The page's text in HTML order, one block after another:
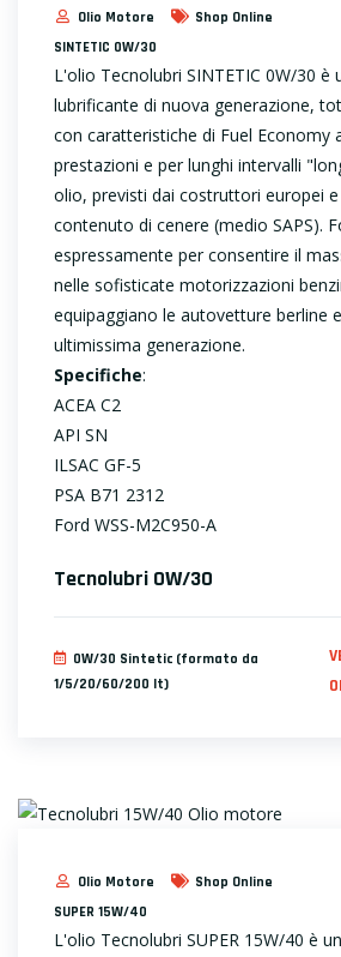
Olio Motore
Shop Online
SINTETIC 0W/30
L'olio Tecnolubri SINTETIC 0W/30 è
lubrificante di nuova generazione,
con caratteristiche di Fuel Economy
prestazioni e per lunghi intervalli
olio, previsti dai costruttori europei
contenuto di cenere (medio SAPS).
espressamente per consentire il
nelle sofisticate motorizzazioni
equipaggiano le autovetture berline
ultimissima generazione.
Specifiche:
ACEA C2
API SN
ILSAC GF-5
PSA B71 2312
Ford WSS-M2C950-A
Tecnolubri 0W/30
0W/30 Sintetic (formato da
1/5/20/60/200 lt)
Olio Motore
Shop Online
SUPER 15W/40
L'olio Tecnolubri SUPER 15W/40 è